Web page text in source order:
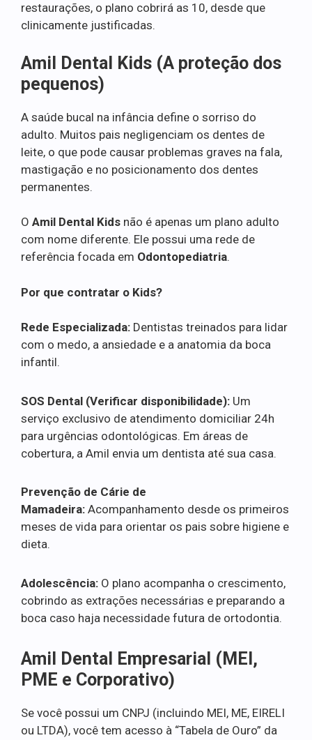
restaurações, o plano cobrirá as 10, desde que
clinicamente justificadas.
Amil Dental Kids (A proteção dos
pequenos)
A saúde bucal na infância define o sorriso do
adulto. Muitos pais negligenciam os dentes de
leite, o que pode causar problemas graves na fala,
mastigação e no posicionamento dos dentes
permanentes.
O Amil Dental Kids não é apenas um plano adulto
com nome diferente. Ele possui uma rede de
referência focada em Odontopediatria.
Por que contratar o Kids?
Rede Especializada: Dentistas treinados para lidar
com o medo, a ansiedade e a anatomia da boca
infantil.
SOS Dental (Verificar disponibilidade): Um
serviço exclusivo de atendimento domiciliar 24h
para urgências odontológicas. Em áreas de
cobertura, a Amil envia um dentista até sua casa.
Prevenção de Cárie de
Mamadeira: Acompanhamento desde os primeiros
meses de vida para orientar os pais sobre higiene e
dieta.
Adolescência: O plano acompanha o crescimento,
cobrindo as extrações necessárias e preparando a
boca caso haja necessidade futura de ortodontia.
Amil Dental Empresarial (MEI,
PME e Corporativo)
Se você possui um CNPJ (incluindo MEI, ME, EIRELI
ou LTDA), você tem acesso à “Tabela de Ouro” da